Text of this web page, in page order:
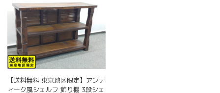
【送料無料 東京地区限定】アンテ
ィーク風シェルフ 飾り棚 3段シェ